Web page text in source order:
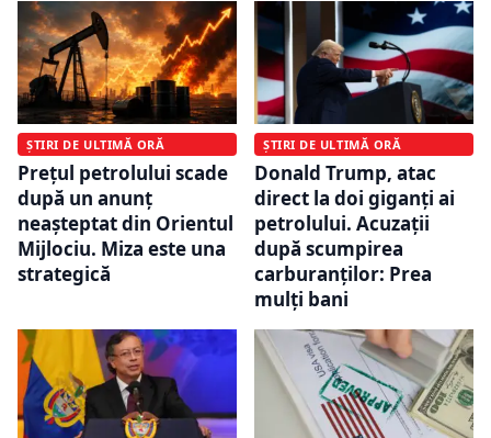
ȘTIRI DE ULTIMĂ ORĂ
Prețul petrolului scade
după un anunț
neașteptat din Orientul
Mijlociu. Miza este una
strategică
ȘTIRI DE ULTIMĂ ORĂ
Donald Trump, atac
direct la doi giganți ai
petrolului. Acuzații
după scumpirea
carburanților: Prea
mulți bani